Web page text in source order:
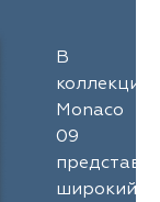
В
коллекции
Monaco
09
широкий